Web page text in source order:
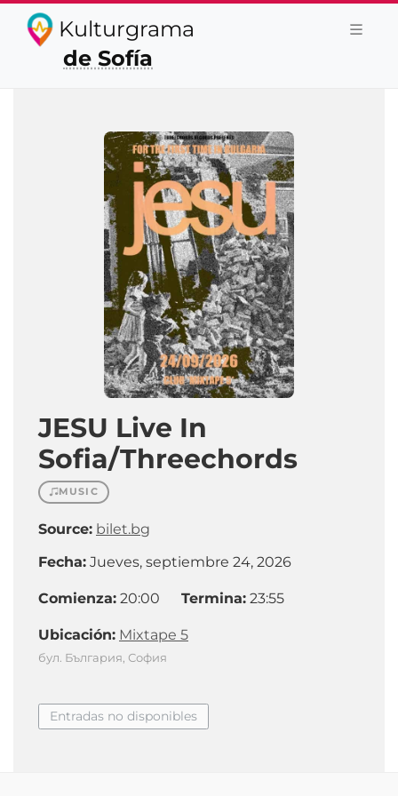
Kulturgrama
de Sofía
JESU Live In
Sofia/Threechords
MUSIC
Source: bilet.bg
Fecha: Jueves, septiembre 24, 2026
Comienza: 20:00 Termina: 23:55
Ubicación: Mixtape 5
бул. България, София
Entradas no disponibles